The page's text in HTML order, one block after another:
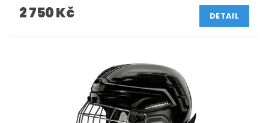
2 750 Kč DETAIL